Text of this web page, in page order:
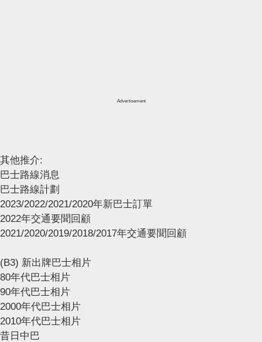
Advertisement
其他推介:
巴士路線消息
巴士路線計劃
2023/2022/2021/2020年新巴士訂單
2022年交通要聞回顧
2021/2020/2019/2018/2017年交通要聞回顧
(B3) 新出牌巴士相片
80年代巴士相片
90年代巴士相片
2000年代巴士相片
2010年代巴士相片
昔日中巴